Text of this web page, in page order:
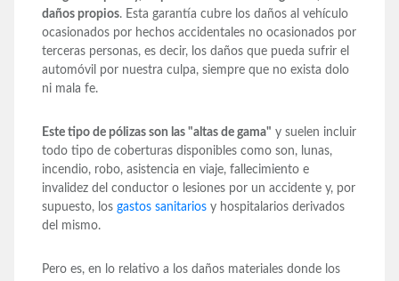
daños propios. Esta garantía cubre los daños al vehículo
ocasionados por hechos accidentales no ocasionados por
terceras personas, es decir, los daños que pueda sufrir el
automóvil por nuestra culpa, siempre que no exista dolo
ni mala fe.
Este tipo de pólizas son las "altas de gama" y suelen incluir
todo tipo de coberturas disponibles como son, lunas,
incendio, robo, asistencia en viaje, fallecimiento e
invalidez del conductor o lesiones por un accidente y, por
supuesto, los gastos sanitariosy hospitalarios derivados
del mismo.
Pero es, en lo relativo a los daños materiales donde los